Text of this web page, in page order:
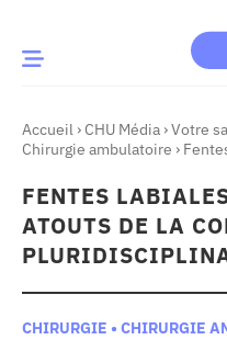
MOMENT
Innovation
& patrimoine Patient
Accueil › CHU Média ›Votre
Chirurgie ambulatoire ›
FENTES
ATOUTS DE LA
CHIRURGIE • CHIRURGIE